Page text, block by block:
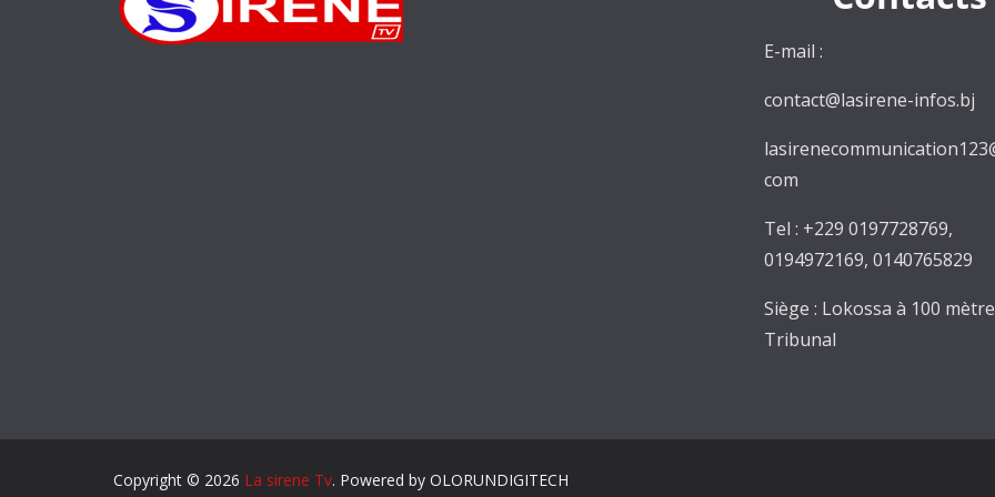
E-mail :
contact@lasirene-infos.bj
com
Tel : +229 0197728769,
0194972169, 0140765829
Siège : Lokossa à 100
Tribunal
Copyright © 2026 La sirene Tv. Powered by OLORUNDIGITECH